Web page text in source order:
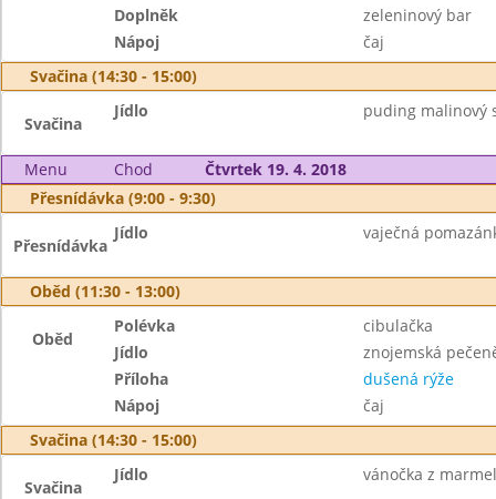
Doplněk
zeleninový bar
Nápoj
čaj
Svačina (14:30 - 15:00)
Svačina
Jídlo puding malinový
Menu Chod
Čtvrtek 19. 4. 2018
Přesnídávka (9:00 - 9:30)
Přesnídávka
Jídlo vaječná
Oběd (11:30 - 13:00)
Oběd
Polévka
cibulačka
Jídlo
znojemská
Příloha
dušená rýže
Nápoj
čaj
Svačina (14:30 - 15:00)
Svačina
Jídlo vánočka z